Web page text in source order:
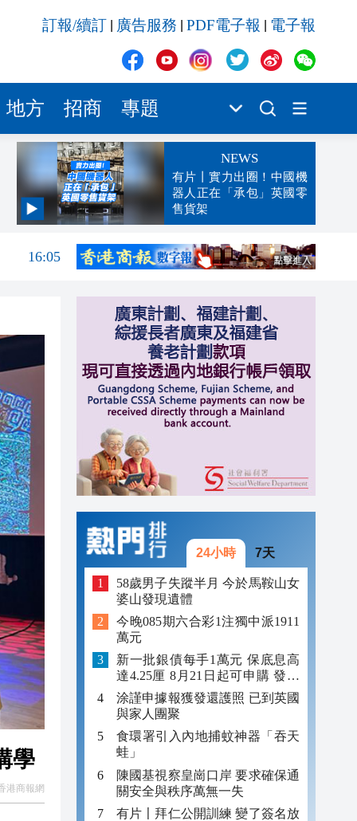
訂報/續訂 廣告服務 PDF電子報 電子報
地方 招商 專題
NEWS
有片丨實力出圈！中國機
器人正在「承包」英國零
售貨架
16:10
16:05
15:36
15:34
學
港商報網
24小時 7天
58歲男子失蹤半月 今於馬鞍山女
婆山發現遺體
今晚085期六合彩1注獨中派1911
萬元
新一批銀債每手1萬元 保底息高
達4.25厘 8月21日起可申購 發行
金額最多550億
涂謹申據報獲發還護照 已到英國
與家人團聚
食環署引入內地捕蚊神器「吞天
蛙」
陳國基視察皇崗口岸 要求確保通
關安全與秩序萬無一失
有片〡拜仁公開訓練 變了簽名放